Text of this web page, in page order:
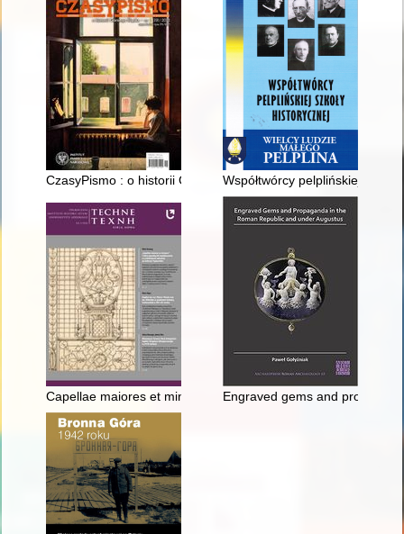
CzasyPismo : o historii Górnego Śląska. 2021 [nr] 1
Współtwórcy pelplińskiej
Capellae maiores et minores" i różne sposoby ich
Engraved gems and